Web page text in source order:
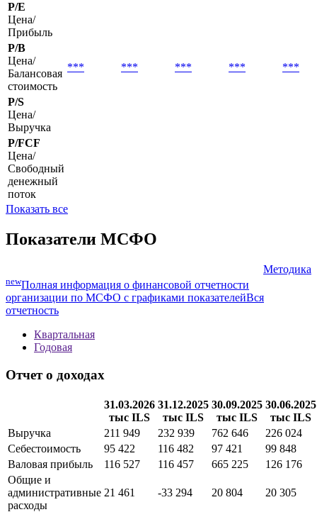
P/E
Цена/
Прибыль
P/B
Цена/
Балансовая
стоимость
*** *** *** *** ***
P/S
Цена/
Выручка
P/FCF
Цена/
Свободный
денежный
поток
Показать все
Показатели МСФО
Методика
newПолная информация о финансовой отчетности
организации по МСФО с графиками показателейВся
отчетность
Квартальная
Годовая
Отчет о доходах
31.03.2026
тыс ILS
31.12.2025
тыс ILS
30.09.2025
тыс ILS
30.06.2025
тыс ILS
Выручка
211 949 232 939 762 646
226 024
Себестоимость
95 422 116 482 97 421
99 848
Валовая прибыль
116 527 116 457 665 225
126 176
Общие и
административные
расходы
21 461 -33 294 20 804 20 305